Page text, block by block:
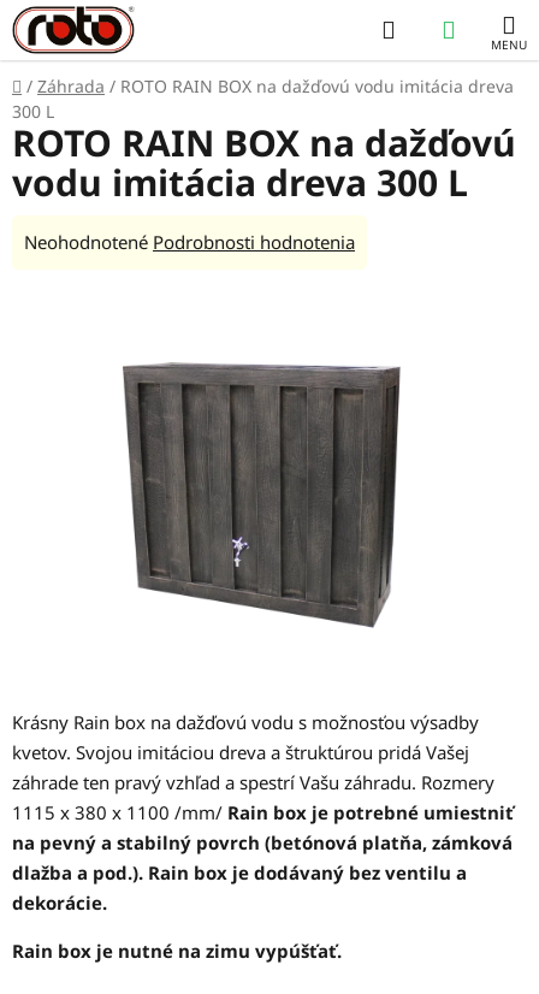
Prejsť
na
obsah
Hľadať
KOŠÍK
Domov
/ Záhrada / ROTO RAIN BOX na dažďovú vodu imitácia dreva
300 L
Krásny Rain box na dažďovú vodu s možnosťou výsadby
kvetov. Svojou imitáciou dreva a štruktúrou pridá Vašej
záhrade ten pravý vzhľad a spestrí Vašu záhradu. Rozmery
1115 x 380 x 1100 /mm/ Rain box je potrebné umiestniť
na pevný a stabilný povrch (betónová platňa, zámková
dlažba a pod.). Rain box je dodávaný bez ventilu a
dekorácie.
Rain box je nutné na zimu vypúšťať.
ROTO RAIN BOX na dažďovú
vodu imitácia dreva 300 L
Priemerné
Neohodnotené Podrobnosti hodnotenia